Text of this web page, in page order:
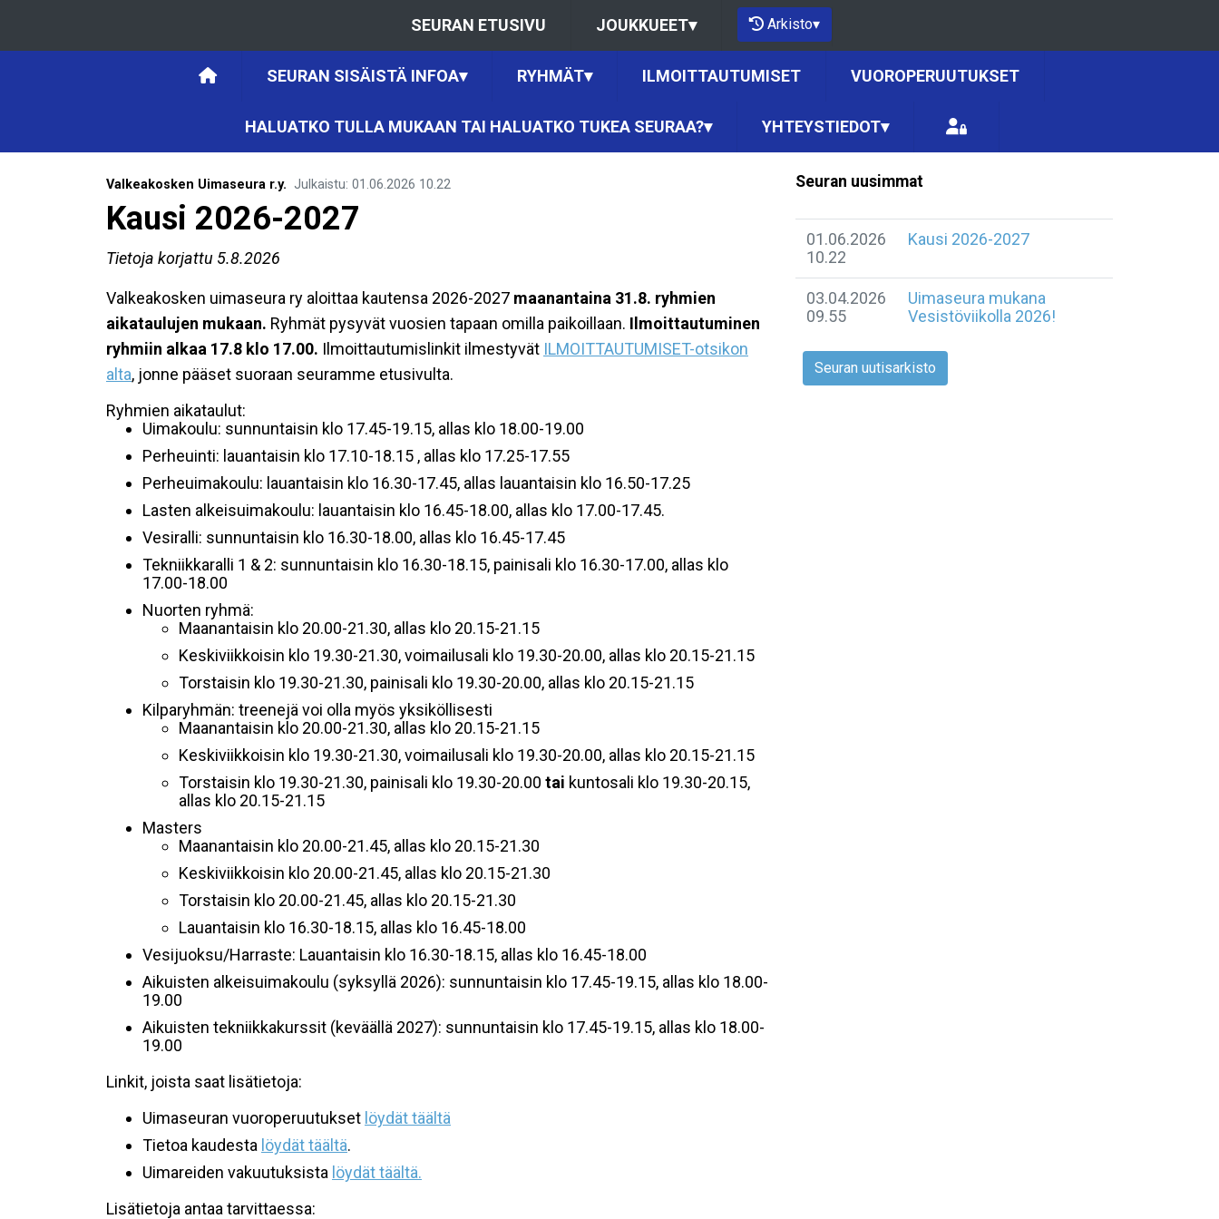
SEURAN ETUSIVU JOUKKUEET▾ Arkisto▾
SEURAN SISÄISTÄ INFOA▾ RYHMÄT▾ ILMOITTAUTUMISET VUOROPERUUTUKSET
HALUATKO TULLA MUKAAN TAI HALUATKO TUKEA SEURAA?▾ YHTEYSTIEDOT▾
Valkeakosken Uimaseura r.y. Julkaistu: 01.06.2026 10.22
Kausi 2026-2027
Tietoja korjattu 5.8.2026
Valkeakosken uimaseura ry aloittaa kautensa 2026-2027 maanantaina 31.8. ryhmien
aikataulujen mukaan. Ryhmät pysyvät vuosien tapaan omilla paikoillaan. Ilmoittautuminen
ryhmiin alkaa 17.8 klo 17.00. Ilmoittautumislinkit ilmestyvät ILMOITTAUTUMISET-otsikon
alta, jonne pääset suoraan seuramme etusivulta.
Ryhmien aikataulut:
Uimakoulu: sunnuntaisin klo 17.45-19.15, allas klo 18.00-19.00
Perheuinti: lauantaisin klo 17.10-18.15 , allas klo 17.25-17.55
Perheuimakoulu: lauantaisin klo 16.30-17.45, allas lauantaisin klo 16.50-17.25
Lasten alkeisuimakoulu: lauantaisin klo 16.45-18.00, allas klo 17.00-17.45.
Vesiralli: sunnuntaisin klo 16.30-18.00, allas klo 16.45-17.45
Tekniikkaralli 1 & 2: sunnuntaisin klo 16.30-18.15, painisali klo 16.30-17.00, allas klo
17.00-18.00
Nuorten ryhmä:
Maanantaisin klo 20.00-21.30, allas klo 20.15-21.15
Keskiviikkoisin klo 19.30-21.30, voimailusali klo 19.30-20.00, allas klo 20.15-21.15
Torstaisin klo 19.30-21.30, painisali klo 19.30-20.00, allas klo 20.15-21.15
Kilparyhmän: treenejä voi olla myös yksiköllisesti
Maanantaisin klo 20.00-21.30, allas klo 20.15-21.15
Keskiviikkoisin klo 19.30-21.30, voimailusali klo 19.30-20.00, allas klo 20.15-21.15
Torstaisin klo 19.30-21.30, painisali klo 19.30-20.00 tai kuntosali klo 19.30-20.15,
allas klo 20.15-21.15
Masters
Maanantaisin klo 20.00-21.45, allas klo 20.15-21.30
Keskiviikkoisin klo 20.00-21.45, allas klo 20.15-21.30
Torstaisin klo 20.00-21.45, allas klo 20.15-21.30
Lauantaisin klo 16.30-18.15, allas klo 16.45-18.00
Vesijuoksu/Harraste: Lauantaisin klo 16.30-18.15, allas klo 16.45-18.00
Aikuisten alkeisuimakoulu (syksyllä 2026): sunnuntaisin klo 17.45-19.15, allas klo 18.00-
19.00
Aikuisten tekniikkakurssit (keväällä 2027): sunnuntaisin klo 17.45-19.15, allas klo 18.00-
19.00
Linkit, joista saat lisätietoja:
Uimaseuran vuoroperuutukset löydät täältä
Tietoa kaudesta löydät täältä.
Uimareiden vakuutuksista löydät täältä.
Lisätietoja antaa tarvittaessa:
Seuran uusimmat
01.06.2026
10.22
Kausi 2026-2027
03.04.2026
09.55
Uimaseura mukana
Vesistöviikolla 2026!
Seuran uutisarkisto